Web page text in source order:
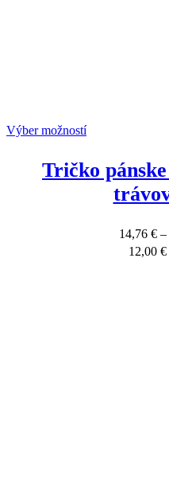
Výber možností
Tričko pánske
14,76 € –
12,00 €